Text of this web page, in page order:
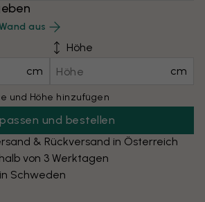
aus
cm
Höhe
cm
und Höhe hinzufügen
und bestellen
& Rückversand in Österreich
von 3 Werktagen
Schweden